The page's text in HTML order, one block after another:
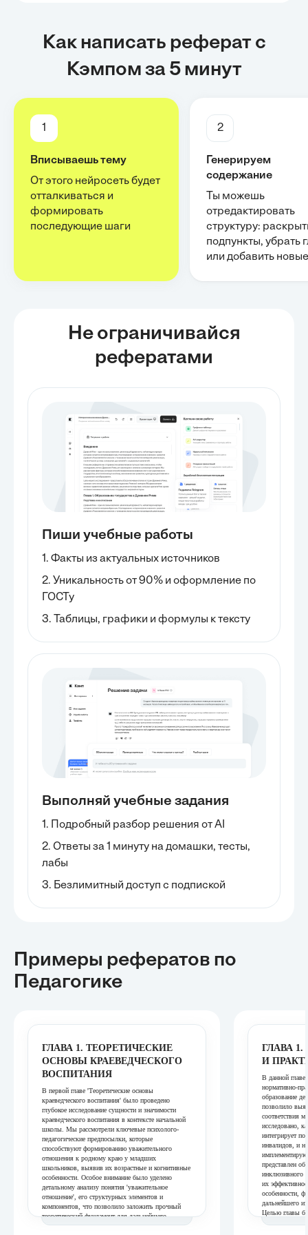
Как написать реферат с
Кэмпом за 5 минут
1
Вписываешь тему
От этого нейросеть будет
отталкиваться и
формировать
последующие шаги
2
Генерируем
содержание
Ты можешь
отредактировать
структуру:
подпункты, убрать
или добавить новые
Не ограничивайся
рефератами
Пиши учебные работы
1. Факты из актуальных источников
2. Уникальность от 90% и оформление по
ГОСТу
3. Таблицы, графики и формулы к тексту
Выполняй учебные задания
1. Подробный разбор решения от AI
2. Ответы за 1 минуту на домашки, тесты,
лабы
3. Безлимитный доступ с подпиской
Примеры рефератов по
Педагогике
ГЛАВА 1. ТЕОРЕТИЧЕСКИЕ
ОСНОВЫ КРАЕВЕДЧЕСКОГО
ВОСПИТАНИЯ
В первой главе 'Теоретические основы
краеведческого воспитания' было проведено
глубокое исследование сущности и значимости
краеведческого воспитания в контексте начальной
школы. Мы рассмотрели ключевые психолого-
педагогические предпосылки, которые
способствуют формированию уважительного
отношения к родному краю у младших
школьников, выявив их возрастные и когнитивные
особенности. Особое внимание было уделено
детальному анализу понятия 'уважительное
отношение', его структурных элементов и
компонентов, что позволило заложить прочный
теоретический фундамент для дальнейшего
практического исследования. Таким образом, эта
ГЛАВА
И
В данной главе
нормативно-
образование
позволило
соответствия
исследовано,
интегрирует
инвалидов, и
представлен
инклюзивного
их
особенности,
дальнейшего
Целью главы
понимания